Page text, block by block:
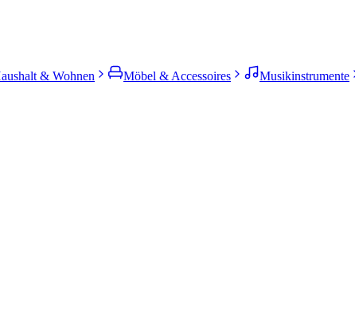
& Wohnen Möbel & Accessoires Musikinstrumente